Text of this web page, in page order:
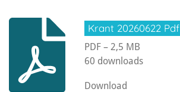
Krant 20260622 Pdf
PDF – 2,5 MB
60 downloads
Download